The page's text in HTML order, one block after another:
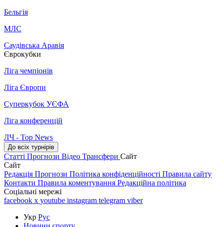
Бельгія
МЛС
Саудівська Аравія
Єврокубки
Ліга чемпіонів
Ліга Європи
Суперкубок УЄФА
Ліга конференцій
ЛЧ - Top News
До всіх турнірів
Статті Прогнози Відео Трансфери Сайт
Сайт
Редакція Прогнози Політика конфіденційності Правила сайту
Контакти Правила коментування Редакційна політика
Соціальні мережі
facebook x youtube instagram telegram viber
Укр Рус